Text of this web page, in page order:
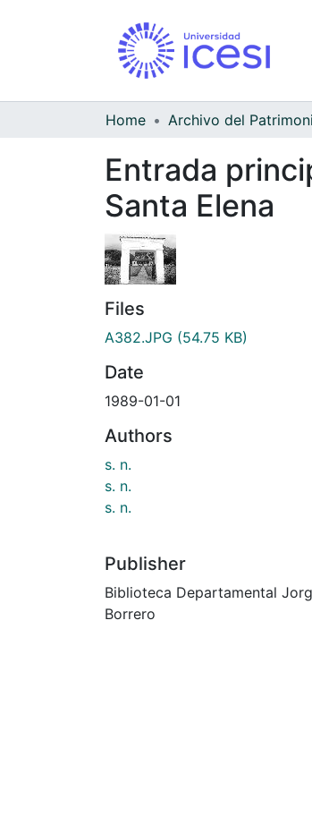
Home
Entrada
Santa Elena
Files
A382.JPG (54.75 KB)
Date
1989-01-01
Authors
s. n.
s. n.
s. n.
Publisher
Biblioteca Departamental
Borrero